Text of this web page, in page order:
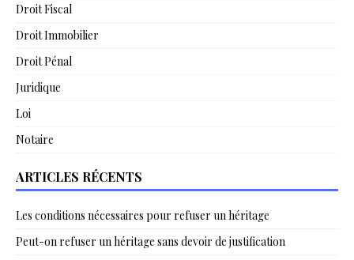
Droit Fiscal
Droit Immobilier
Droit Pénal
Juridique
Loi
Notaire
ARTICLES RÉCENTS
Les conditions nécessaires pour refuser un héritage
Peut-on refuser un héritage sans devoir de justification